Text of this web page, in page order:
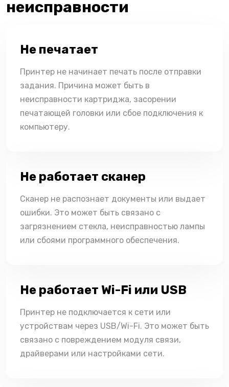
неисправности
Не печатает
Принтер не начинает печать после отправки
задания. Причина может быть в
неисправности картриджа, засорении
печатающей головки или сбое подключения к
компьютеру.
Не работает сканер
Сканер не распознает документы или выдает
ошибки. Это может быть связано с
загрязнением стекла, неисправностью лампы
или сбоями программного обеспечения.
Не работает Wi-Fi или USB
Принтер не подключается к сети или
устройствам через USB/Wi-Fi. Это может быть
связано с повреждением модуля связи,
драйверами или настройками сети.